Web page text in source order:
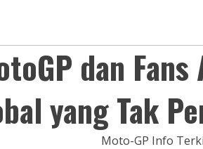
dan
yang Tak
Moto-GP Info